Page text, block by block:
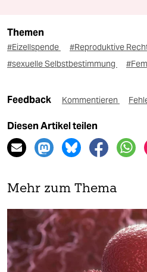
Themen
#Eizellspende #Reproduktive
#sexuelle Selbstbestimmung
Feedback Kommentieren
Diesen Artikel teilen
Mehr zum Thema